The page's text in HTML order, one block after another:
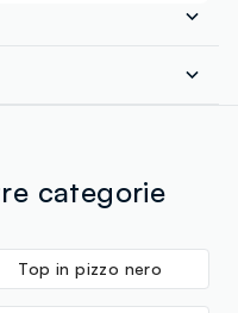
WAX),
HELIANTHUS
(OLEA
è sempre gratuito.
categorie
Top in pizzo nero